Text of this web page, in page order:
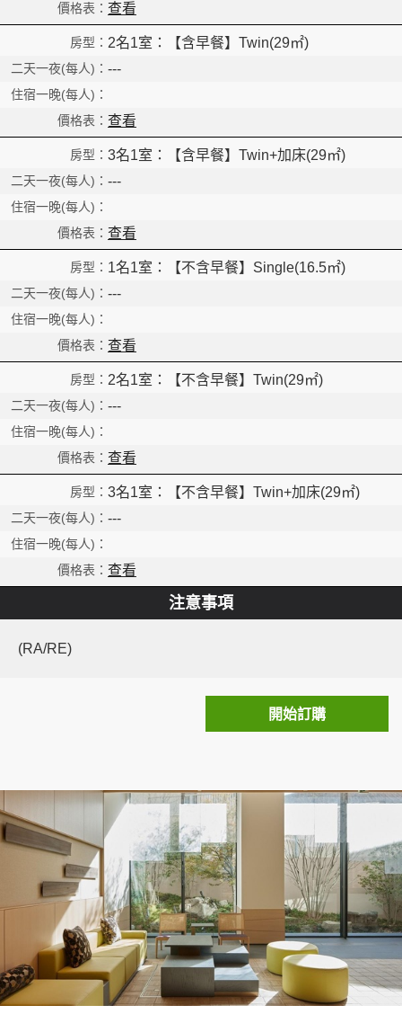
查看
2名1室：【含早餐】Twin(29㎡)
---
查看
3名1室：【含早餐】Twin+加床(29㎡)
---
查看
1名1室：【不含早餐】Single(16.5㎡)
---
查看
2名1室：【不含早餐】Twin(29㎡)
---
查看
3名1室：【不含早餐】Twin+加床(29㎡)
---
查看
注意事項
(RA/RE)
開始訂購